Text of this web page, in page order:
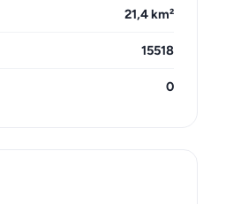
21,4 km²
15518
0